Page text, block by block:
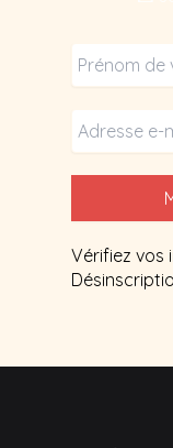
méthode.
Vérifiez vos